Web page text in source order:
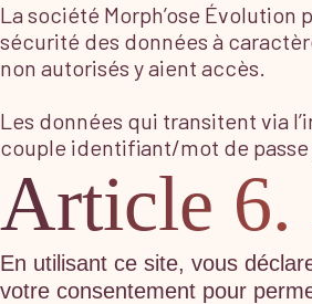
La société Morph’ose
sécurité des données à
non autorisés y aient accès.
Les données qui transitent via
couple identifiant/mot de passe
Article 6.
En utilisant ce site, vous
votre consentement pour